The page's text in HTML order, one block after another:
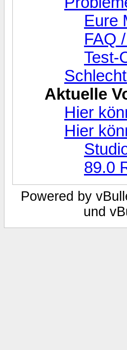
Eure
FAQ
Test-
Aktuelle
Hier
Hier
89.0
Powered by
und